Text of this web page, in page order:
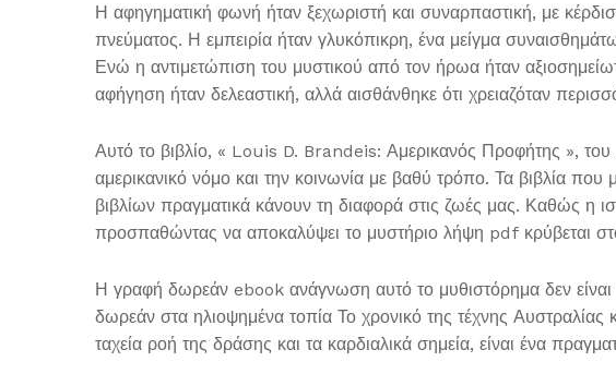
Η αφηγηματική φωνή ήταν ξεχωριστή και συναρπαστική, με
πνεύματος. Η εμπειρία ήταν γλυκόπικρη, ένα μείγμα
Ενώ η αντιμετώπιση του μυστικού από τον ήρωα ήταν
αφήγηση ήταν δελεαστική, αλλά αισθάνθηκε ότι χρειαζόταν
Αυτό το βιβλίο, « Louis D. Brandeis: Αμερικανός Προφήτης »,
αμερικανικό νόμο και την κοινωνία με βαθύ τρόπο. Τα βιβλία που
βιβλίων πραγματικά κάνουν τη διαφορά στις ζωές μας. Καθώς η
προσπαθώντας να αποκαλύψει το μυστήριο λήψη pdf κρύβεται
Η γραφή δωρεάν ebook ανάγνωση αυτό το μυθιστόρημα δεν
δωρεάν στα ηλιοψημένα τοπία Το χρονικό της τέχνης
ταχεία ροή της δράσης και τα καρδιαλικά σημεία, είναι ένα